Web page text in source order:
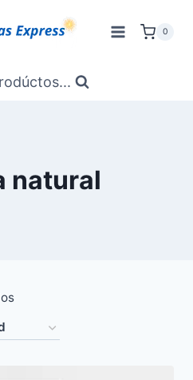
0
natural
Ordenado
popularidad